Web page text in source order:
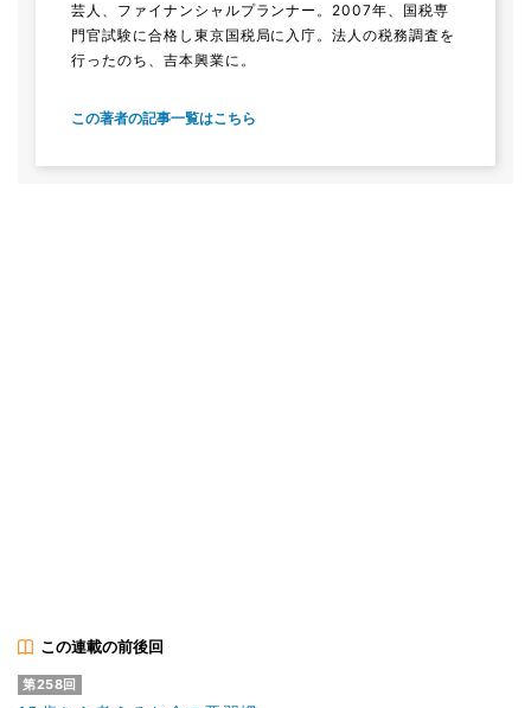
芸人、ファイナンシャルプランナー。2007年、国税専
門官試験に合格し東京国税局に入庁。法人の税務調査を
行ったのち、吉本興業に。
この著者の記事一覧はこちら
この連載の前後回
第258回